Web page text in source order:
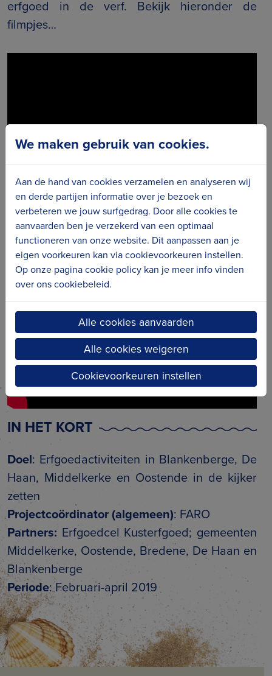
erfgoed in de verf. Bekijk hieronder de
filmpjes…
De Scute werkt vol passie aan het varende
erfgoed van Blankenberge Ontdek het verhaal
achter de schuit die in de Scuteloods ligt.
IN HET KORT
Doel: Erfgoedactiviteiten in Blankenberge, De
Haan, Middelkerke en Oostende in de kijker
zetten
Projectcoördinator (algemeen): FARO
Partners: Erfgoedcel Kusterfgoed; gemeenten
Middelkerke, Oostende, Bredene, De Haan en
Blankenberge
Periode: Februari-april 2019
We maken gebruik van cookies.
Aan de hand van cookies verzamelen en analyseren wij
en derde partijen informatie over je bezoek en
verbeteren we jouw surfgedrag. Door alle cookies te
aanvaarden ben je verzekerd van een optimaal
functioneren van onze website. Dit aanpassen aan je
eigen voorkeuren kan via cookievoorkeuren instellen.
Op onze pagina cookie policy kan je meer info vinden
over ons cookiebeleid.
Alle cookies aanvaarden
Alle cookies weigeren
Cookievoorkeuren instellen